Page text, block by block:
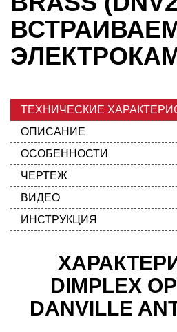
ТЕХНИЧЕСКИЕ
ОПИСАНИЕ
ОСОБЕННОСТИ
ЧЕРТЕЖ
ВИДЕО
ИНСТРУКЦИЯ
DIMPLEX
DANVILLE